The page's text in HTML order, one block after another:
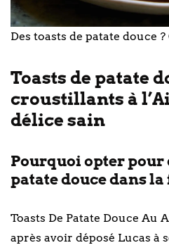
Des toasts de patate douce
Toasts de patate
croustillants à
délice sain
Pourquoi opter pour
patate douce dans
Toasts De Patate Douce
après avoir déposé Lucas à